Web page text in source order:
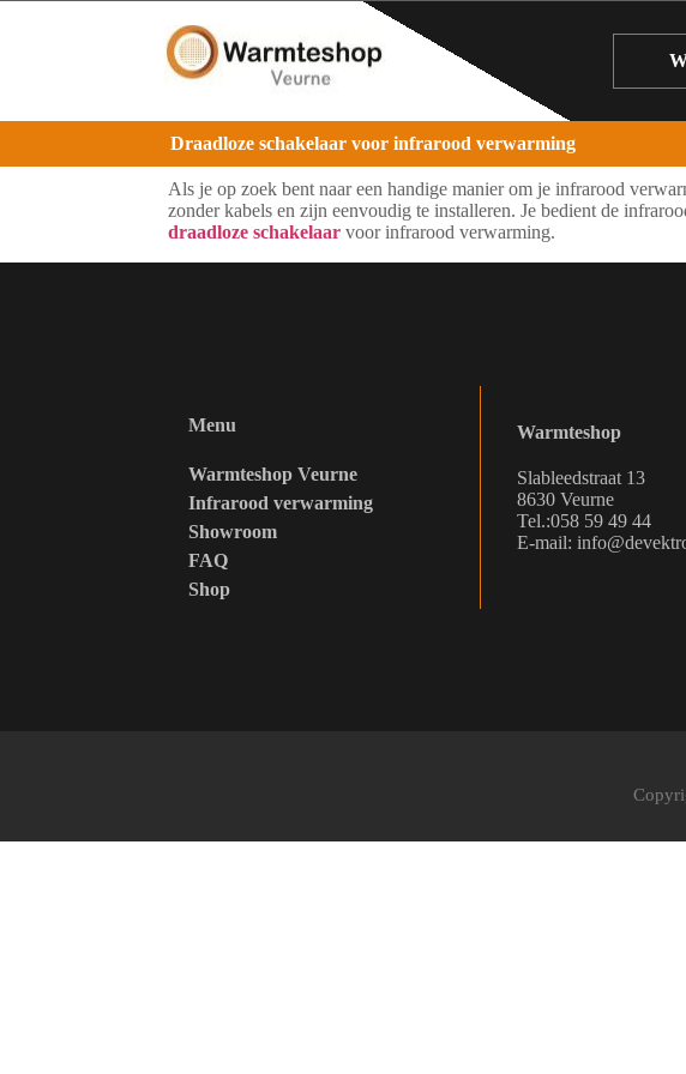
Draadloze schakelaar voor infrarood verwarming
Als je op zoek bent naar een handige manier om je infrarood
zonder kabels en zijn eenvoudig te installeren. Je bedient de
draadloze schakelaar voor infrarood verwarming.
Menu
Warmteshop Veurne
Infrarood verwarming
Showroom
FAQ
Shop
Warmteshop
Slableedstraat 13
8630 Veurne
Tel.:058 59 49 44
E-mail: